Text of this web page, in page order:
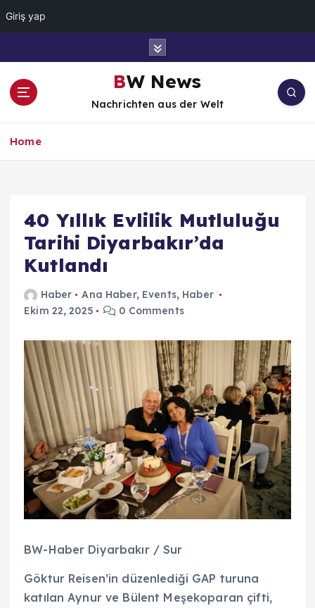
Giriş yap
BW News
Nachrichten aus der Welt
Home
40 Yıllık Evlilik Mutluluğu
Tarihi Diyarbakır’da
Kutlandı
Haber Ana Haber, Events, Haber
Ekim 22, 2025
0 Comments
BW-Haber Diyarbakır / Sur
Göktur Reisen’in düzenlediği GAP turuna
katılan Aynur ve Bülent Meşekoparan çifti,